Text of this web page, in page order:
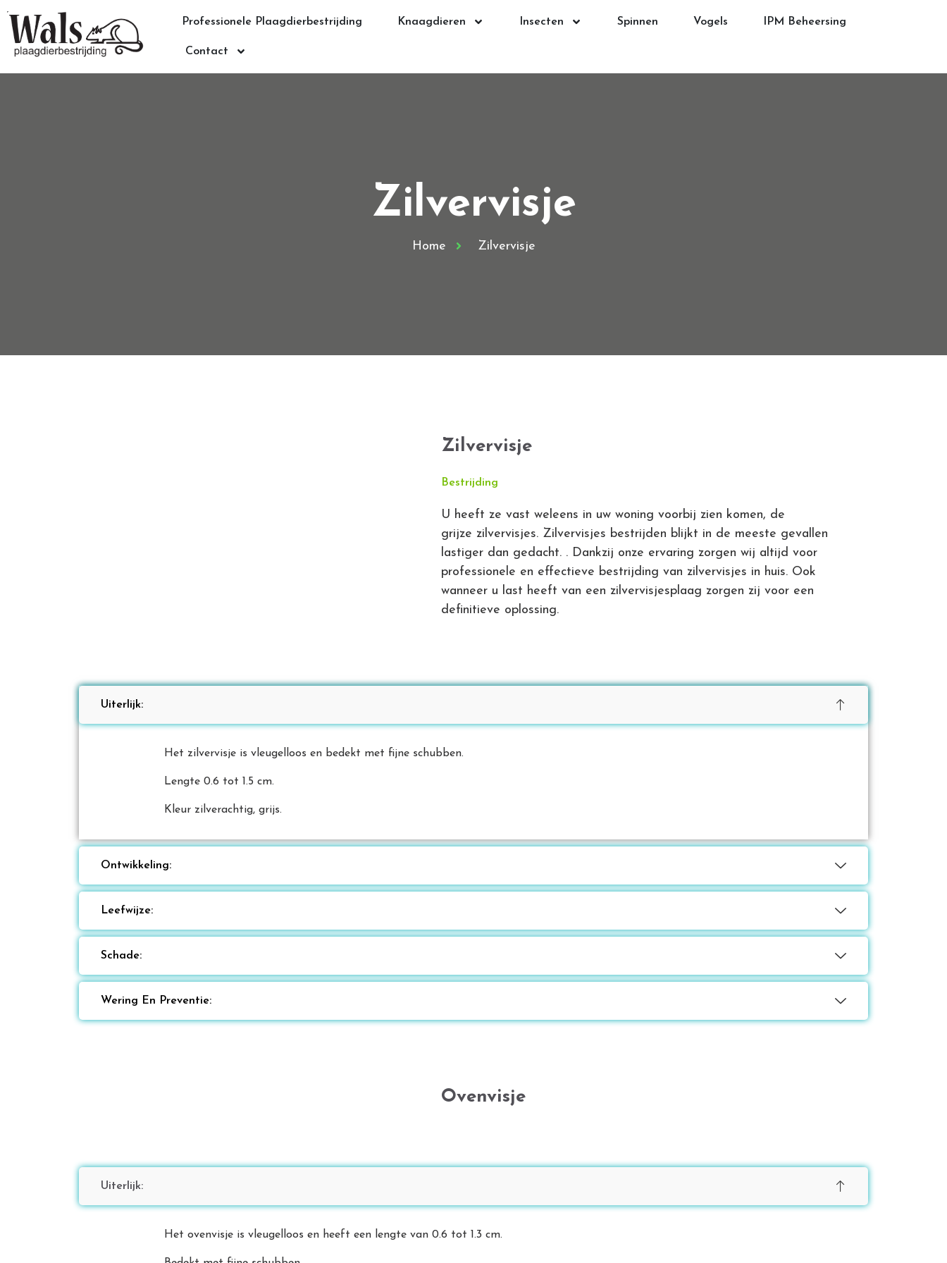
Professionele Plaagdierbestrijding Knaagdieren Insecten Spinnen Vogels IPM Beheersing
Contact
Zilvervisje
Home Zilvervisje
Zilvervisje
Bestrijding
U heeft ze vast weleens in uw woning voorbij zien komen, de
grijze zilvervisjes. Zilvervisjes bestrijden blijkt in de meeste gevallen
lastiger dan gedacht. . Dankzij onze ervaring zorgen wij altijd voor
professionele en effectieve bestrijding van zilvervisjes in huis. Ook
wanneer u last heeft van een zilvervisjesplaag zorgen zij voor een
definitieve oplossing.
Uiterlijk:
Het zilvervisje is vleugelloos en bedekt met fijne schubben.
Lengte 0.6 tot 1.5 cm.
Kleur zilverachtig, grijs.
Ontwikkeling:
Leefwijze:
Schade:
Wering En Preventie:
Ovenvisje
Uiterlijk:
Het ovenvisje is vleugelloos en heeft een lengte van 0.6 tot 1.3 cm.